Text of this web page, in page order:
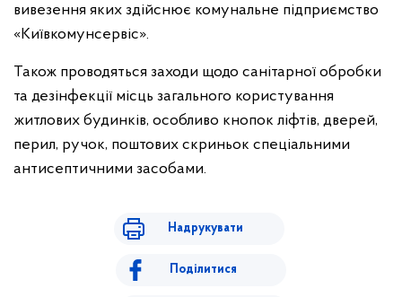
вивезення яких здійснює комунальне підприємство
«Київкомунсервіс».
Також проводяться заходи щодо санітарної обробки
та дезінфекції місць загального користування
житлових будинків, особливо кнопок ліфтів, дверей,
перил, ручок, поштових скриньок спеціальними
антисептичними засобами.
Надрукувати
Поділитися